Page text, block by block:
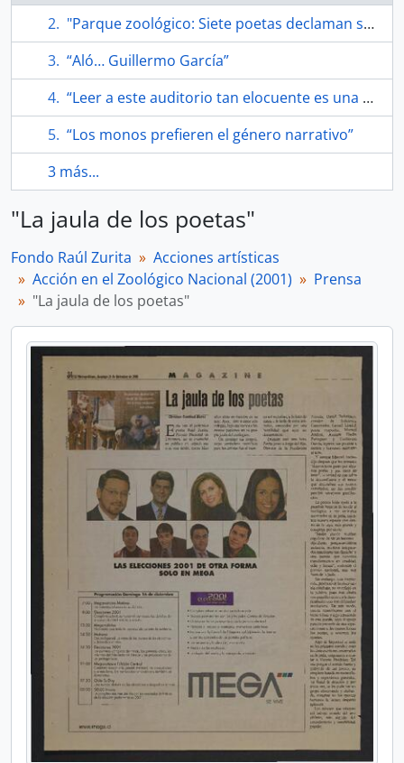
"Parque zoológico: Siete poetas declaman sus versos a los monos"
“Aló… Guillermo García”
“Leer a este auditorio tan elocuente es una alegría”, La Nación
“Los monos prefieren el género narrativo”
3 más...
"La jaula de los poetas"
Fondo Raúl Zurita
Acciones artísticas
Acción en el Zoológico Nacional (2001)
Prensa
"La jaula de los poetas"